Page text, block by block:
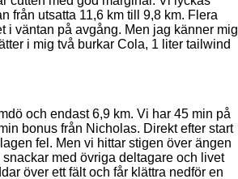
från utsatta 11,6 km till 9,8 km. Flera
i väntan på avgång. Men jag känner mig
i mig två burkar Cola, 1 liter tailwind
och endast 6,9 km. Vi har 45 min på
bonus från Nicholas. Direkt efter start
fel. Men vi hittar stigen över ängen
med övriga deltagare och livet
över ett fält och får klättra nedför en